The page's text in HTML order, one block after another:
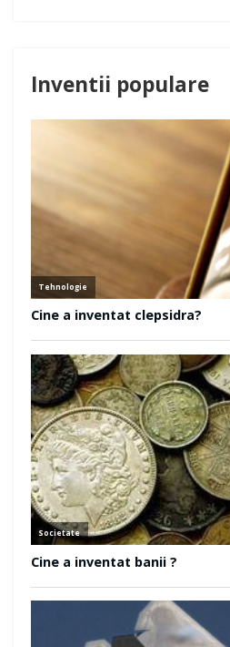
Inventii populare